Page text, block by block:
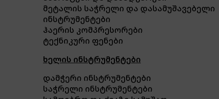
მეტალის საჭრელი და დასამუშავებელი
ინსტრუმენტები
ჰაერის კომპრესორები
ტექნიკური ფენები
ხელის ინსტრუმენტები
დამჭერი ინსტრუმენტები
საჭრელი ინსტრუმენტები